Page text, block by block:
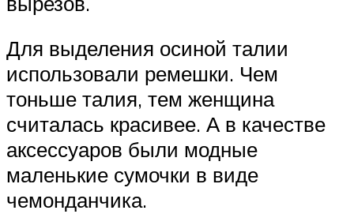
Для выделения осиной талии
использовали ремешки. Чем
тоньше талия, тем женщина
считалась красивее. А в качестве
аксессуаров были модные
маленькие сумочки в виде
чемонданчика.